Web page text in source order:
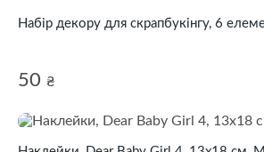
Набір декору для скрапбукінгу, 6
50 ₴